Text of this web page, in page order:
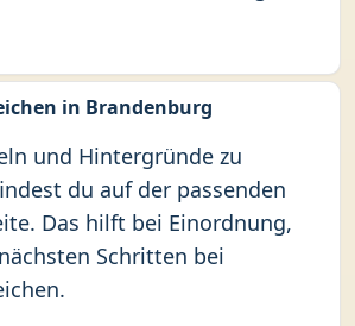
in Brandenburg
und Hintergründe zu
du auf der passenden
Das hilft bei Einordnung,
Schritten bei